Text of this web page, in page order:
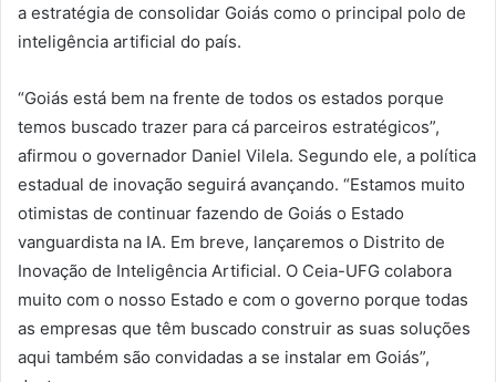
a estratégia de consolidar Goiás como o principal polo de
inteligência artificial do país.
“Goiás está bem na frente de todos os estados porque
temos buscado trazer para cá parceiros estratégicos”,
afirmou o governador Daniel Vilela. Segundo ele, a política
estadual de inovação seguirá avançando. “Estamos muito
otimistas de continuar fazendo de Goiás o Estado
vanguardista na IA. Em breve, lançaremos o Distrito de
Inovação de Inteligência Artificial. O Ceia-UFG colabora
muito com o nosso Estado e com o governo porque todas
as empresas que têm buscado construir as suas soluções
aqui também são convidadas a se instalar em Goiás”,